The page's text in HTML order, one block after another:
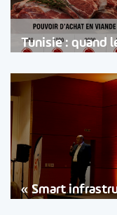
Tunisie : quand
« Smart